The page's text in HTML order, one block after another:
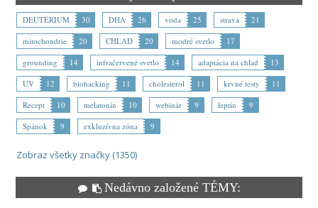
DEUTÉRIUM 30 DHA 26 voda 25 strava
21
mitochondrie
20 CHLAD 20 modré svetlo
17
grounding
14 infračervené svetlo 14 adaptácia na chlad
13
UV
12 biohacking 11 cholesterol 11 krvné testy
11
Recept
10 melatonín 10 webinár 9 leptín
9
Spánok
9 exkluzívna zóna 9
Zobraz všetky značky (1350)
Nedávno založené TÉMY: